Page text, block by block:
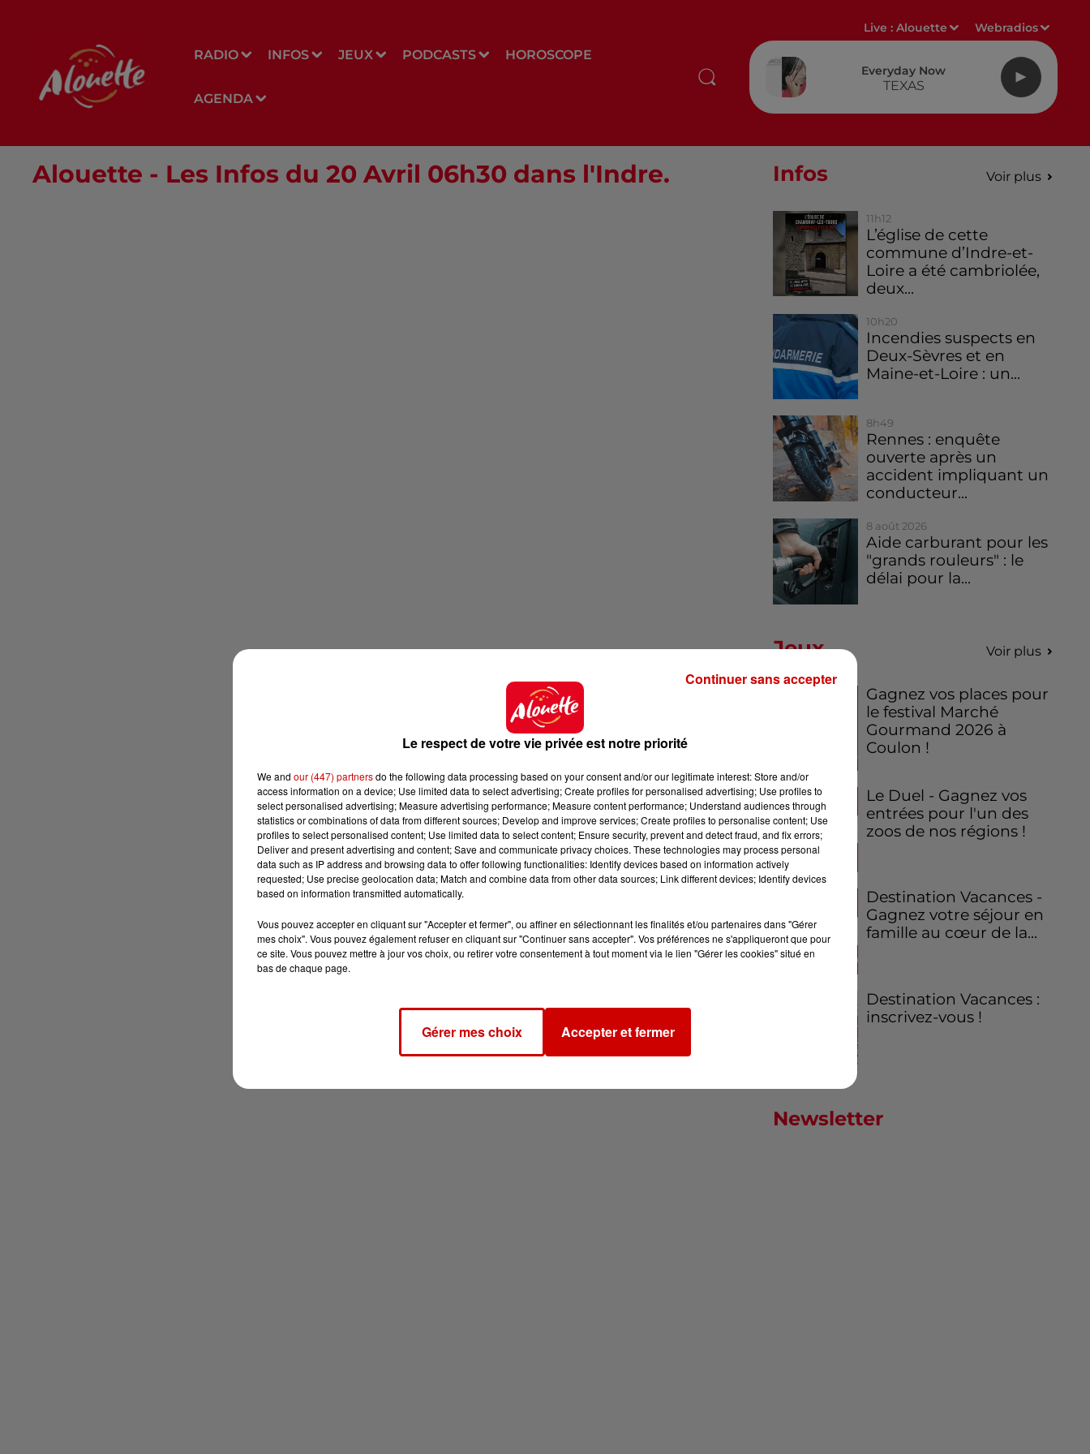
RADIO INFOS JEUX PODCASTS HOROSCOPE
AGENDA
Live :Alouette Webradios
Everyday Now
TEXAS
Alouette - Les Infos du 20 Avril 06h30 dans l'Indre. Infos Voir plus
11h12
L’église de cette
commune d’Indre-et-
Loire a été cambriolée,
deux...
10h20
Incendies suspects en
Deux-Sèvres et en
Maine-et-Loire : un...
8h49
Rennes : enquête
ouverte après un
accident impliquant un
conducteur...
8 août 2026
Aide carburant pour les
"grands rouleurs" : le
délai pour la...
Jeux Voir plus
Gagnez vos places pour
le festival Marché
Gourmand 2026 à
Coulon !
Le Duel - Gagnez vos
entrées pour l'un des
zoos de nos régions !
Destination Vacances -
Gagnez votre séjour en
famille au cœur de la...
Destination Vacances :
inscrivez-vous !
Newsletter
Le respect de votre vie privée est notre priorité
We and our (447) partnersdo the following data processing based on your consent and/or our legitimate interest: Store and/or
access information on a device; Use limited data to select advertising; Create profiles for personalised advertising; Use profiles to
select personalised advertising; Measure advertising performance; Measure content performance; Understand audiences through
statistics or combinations of data from different sources; Develop and improve services; Create profiles to personalise content; Use
profiles to select personalised content; Use limited data to select content; Ensure security, prevent and detect fraud, and fix errors;
Deliver and present advertising and content; Save and communicate privacy choices. These technologies may process personal
data such as IP address and browsing data to offer following functionalities: Identify devices based on information actively
requested; Use precise geolocation data; Match and combine data from other data sources; Link different devices; Identify devices
based on information transmitted automatically.
Vous pouvez accepter en cliquant sur "Accepter et fermer", ou affiner en sélectionnant les finalités et/ou partenaires dans "Gérer
mes choix". Vous pouvez également refuser en cliquant sur "Continuer sans accepter". Vos préférences ne s'appliqueront que pour
ce site. Vous pouvez mettre à jour vos choix, ou retirer votre consentement à tout moment via le lien "Gérer les cookies" situé en
bas de chaque page.
Gérer mes choix Accepter et fermer
Continuer sans accepter